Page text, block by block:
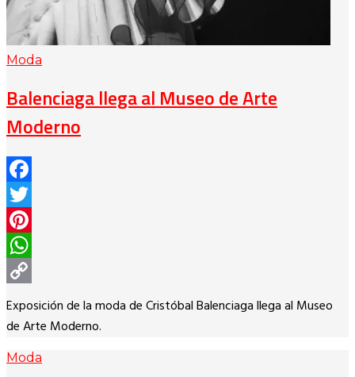
Moda
Balenciaga llega al Museo de Arte
Moderno
Facebook
Twitter
Pinterest
WhatsApp
Copy
Link
Exposición de la moda de Cristóbal Balenciaga llega al Museo
de Arte Moderno.
Moda